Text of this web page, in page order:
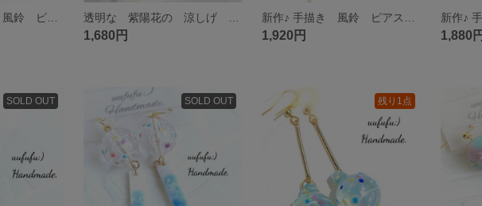
人気再販♪ 手描き 風鈴 ピアス イヤリング 漆黒二層大玉 大輪花火 手塗り シェル短冊 花火大会 花火 浴衣 夏祭り お祭り 夏 夜空 レジンアクセサリー レジンアート 和風 和小物 ふうりん
1,680円 1,920円 1,880円
SOLD OUT SOLD OUT 残り1点